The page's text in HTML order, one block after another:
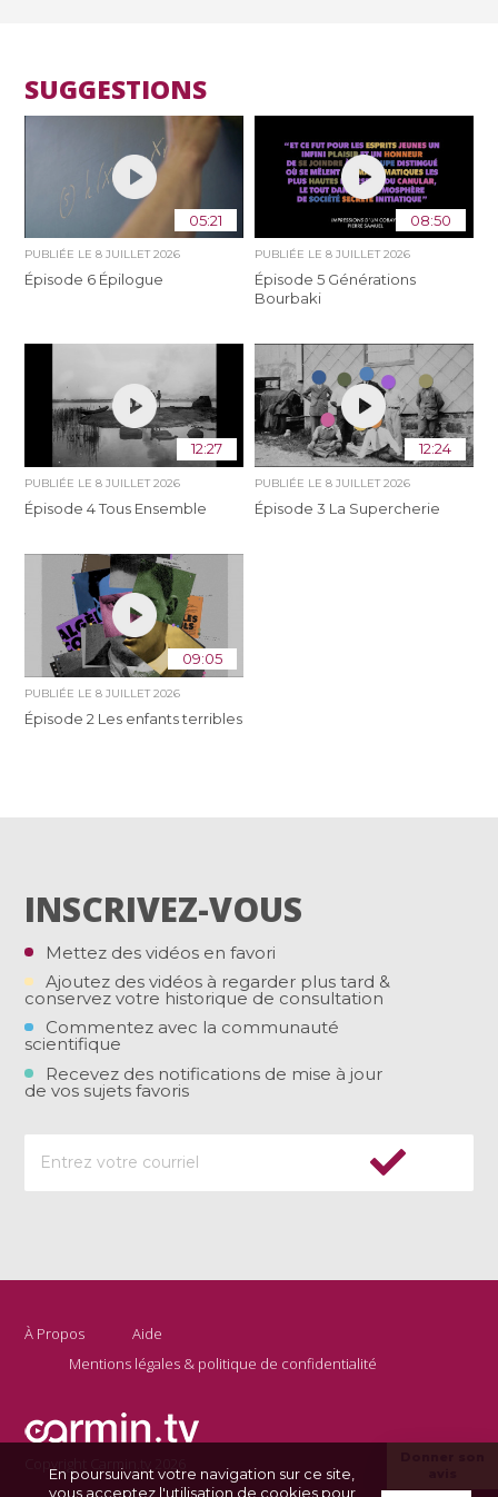
SUGGESTIONS
05:21
PUBLIÉE LE8 JUILLET 2026
Épisode 6 Épilogue
08:50
PUBLIÉE LE 8 JUILLET 2026
Épisode 5 Générations
Bourbaki
12:27
PUBLIÉE LE8 JUILLET 2026
Épisode 4 Tous Ensemble
12:24
PUBLIÉE LE 8 JUILLET 2026
Épisode 3 La Supercherie
09:05
PUBLIÉE LE8 JUILLET 2026
Épisode 2 Les enfants terribles
INSCRIVEZ-VOUS
Mettez des vidéos en favori
Ajoutez des vidéos à regarder plus tard &
conservez votre historique de consultation
Commentez avec la communauté
scientifique
Recevez des notifications de mise à jour
de vos sujets favoris
À Propos
Aide
Mentions légales & politique de confidentialité
Copyright Carmin.tv 2026
En poursuivant votre navigation sur ce site,
vous acceptez l'utilisation de cookies pour